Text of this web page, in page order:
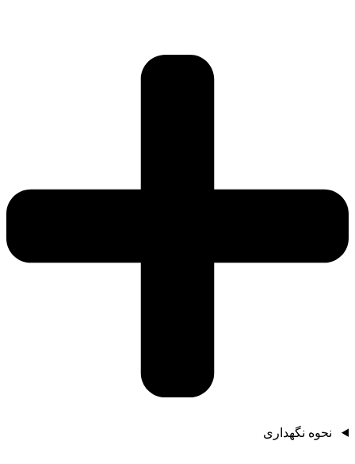
نحوه نگهداری